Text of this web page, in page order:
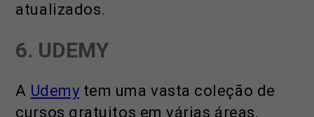
atualizados.
6. UDEMY
A Udemy tem uma vasta coleção de
cursos gratuitos em várias áreas,